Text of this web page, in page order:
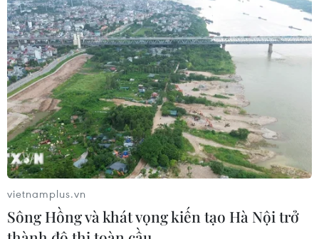
Viện Kiểm sát đề nghị mức án chung thân
đối với Huỳnh Thị Huyền Như
09/02/2018 04:36
Viện Kiểm sát đề nghị Huỳnh Thị Huyền Như mức án
chung thân; đề nghị Võ Anh Tuấn mức án từ 12-14 năm
tù cùng tội danh “Lừa đảo chiếm đoạt tài sản.”
vietnamplus.vn
Sông Hồng và khát vọng kiến tạo Hà Nội trở